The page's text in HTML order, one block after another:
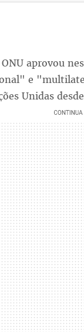
ONU aprovou
e
Unidas